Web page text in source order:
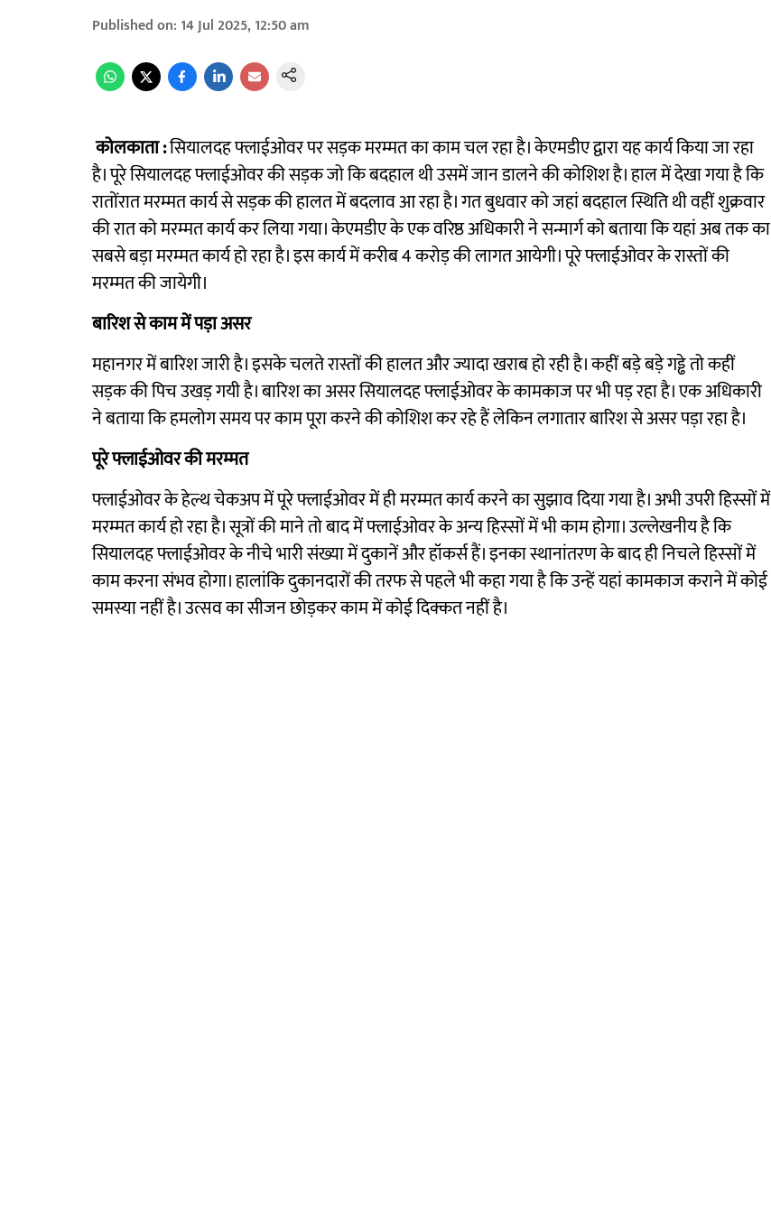
Published on: 14 Jul 2025, 12:50 am
कोलकाता :सियालदह फ्लाईओवर पर सड़क मरम्मत का काम चल रहा है। केएमडीए द्वारा यह कार्य किया जा रहा
है। पूरे सियालदह फ्लाईओवर की सड़क जो कि बदहाल थी उसमें जान डालने की कोशिश है। हाल में देखा गया है कि
रातोंरात मरम्मत कार्य से सड़क की हालत में बदलाव आ रहा है। गत बुधवार को जहां बदहाल स्थिति थी वहीं शुक्रवार
की रात को मरम्मत कार्य कर लिया गया। केएमडीए के एक वरिष्ठ अधिकारी ने सन्मार्ग को बताया कि यहां अब तक का
सबसे बड़ा मरम्मत कार्य हो रहा है। इस कार्य में करीब 4 करोड़ की लागत आयेगी। पूरे फ्लाईओवर के रास्तों की
मरम्मत की जायेगी।
बारिश से काम में पड़ा असर
महानगर में बारिश जारी है। इसके चलते रास्तों की हालत और ज्यादा खराब हो रही है। कहीं बड़े बड़े गड्ढे तो कहीं
सड़क की पिच उखड़ गयी है। बारिश का असर सियालदह फ्लाईओवर के कामकाज पर भी पड़ रहा है। एक अधिकारी
ने बताया कि हमलोग समय पर काम पूरा करने की कोशिश कर रहे हैं लेकिन लगातार बारिश से असर पड़ा रहा है।
पूरे फ्लाईओवर की मरम्मत
फ्लाईओवर के हेल्थ चेकअप में पूरे फ्लाईओवर में ही मरम्मत कार्य करने का सुझाव दिया गया है। अभी उपरी हिस्सों में
मरम्मत कार्य हो रहा है। सूत्रों की माने तो बाद में फ्लाईओवर के अन्य हिस्सों में भी काम होगा। उल्लेखनीय है कि
सियालदह फ्लाईओवर के नीचे भारी संख्या में दुकानें और हॉकर्स हैं। इनका स्थानांतरण के बाद ही निचले हिस्सों में
काम करना संभव होगा। हालांकि दुकानदारों की तरफ से पहले भी कहा गया है कि उन्हें यहां कामकाज कराने में कोई
समस्या नहीं है। उत्सव का सीजन छोड़कर काम में कोई दिक्कत नहीं है।